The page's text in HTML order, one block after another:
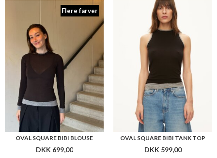
Flere farver
OVAL SQUARE BIBI BLOUSE
DKK 699,00
OVAL SQUARE BIBI TANK TOP
DKK 599,00